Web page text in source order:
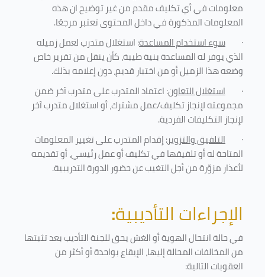
معلومات في أي تكليف مقدم من غير توضيح ان هذه
المعلومات المذكورة في داخل المحتوى تعتبر مرجعًا.
· سوء استخدام المساعدة: استغلال متدرب لعمل زميله
الذي يوفر له المساعدة بنية طيبة، كأن ينقل من تقرير خاص
وضعه هذا الزميل أو من اختبار قديم، دون إعلامه بذلك.
· استغلال التعاون: اعتماد المتدرب على متدرب آخر ضمن
مجموعته لإنجاز تكليف/عمل مشترك، أو استغلال متدرب آخر
لإنجاز التكليفات الفردية.
· التلفيق والتزوير: إقدام المتدرب على تغيير المعلومات
المتاحة له أو تلفيقها في تكليف أو عمل رئيسي، أو تقديمه
لأعذار مزوّرة من أجل التغيب عن حضور الدورة التدريبية.
الإجراءات التأديبية:
في حالة انتحال الهوية أو الغش يحق للجنة التأديب بعد تثبتها
من المخالفات المحالة إليها، الإيقاع بواحدة أو أكثر من
العقوبات التالية: